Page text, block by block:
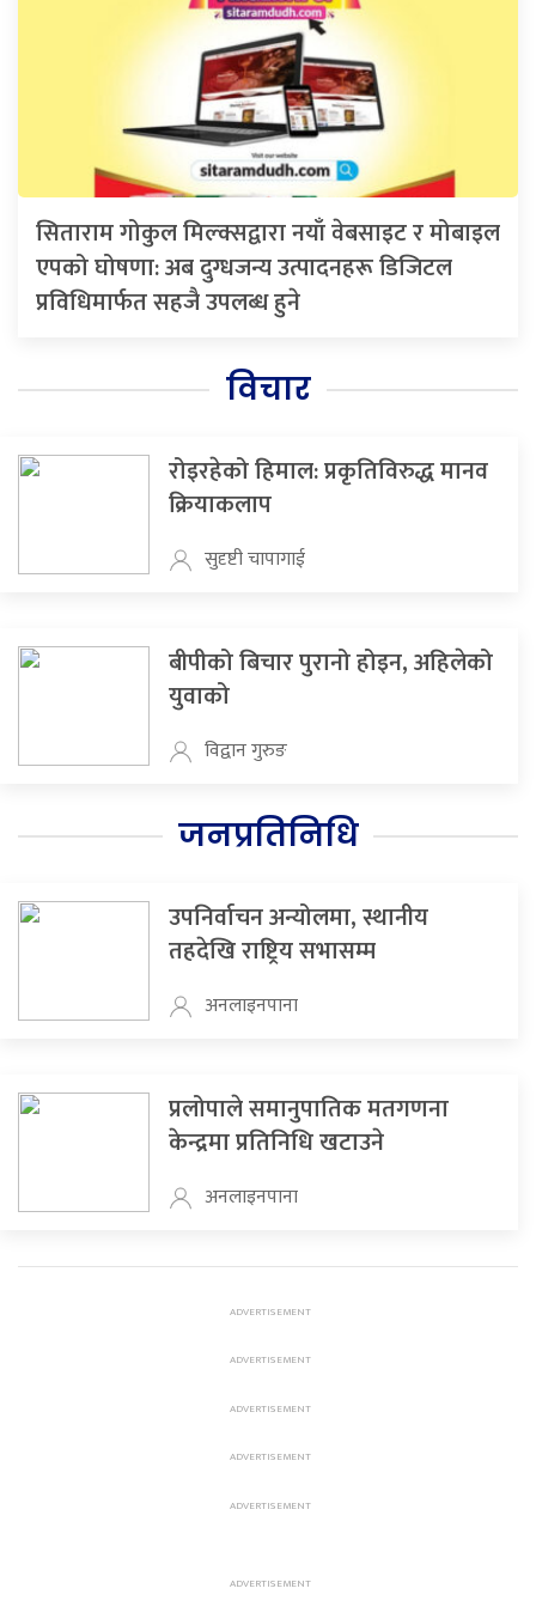
सिताराम गोकुल मिल्क्सद्वारा नयाँ वेबसाइट र मोबाइल
एपको घोषणा: अब दुग्धजन्य उत्पादनहरू डिजिटल
प्रविधिमार्फत सहजै उपलब्ध हुने
विचार
रोइरहेको हिमाल: प्रकृतिविरुद्ध मानव
क्रियाकलाप
सुदृष्टी चापागाई
बीपीको बिचार पुरानो होइन, अहिलेको
युवाको
विद्वान गुरुङ
जनप्रतिनिधि
उपनिर्वाचन अन्योलमा, स्थानीय
तहदेखि राष्ट्रिय सभासम्म
अनलाइनपाना
प्रलोपाले समानुपातिक मतगणना
केन्द्रमा प्रतिनिधि खटाउने
अनलाइनपाना